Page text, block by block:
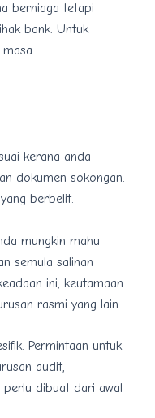
berniaga tetapi
bank. Untuk
kerana anda
dokumen sokongan.
berbelit.
mungkin mahu
semula salinan
ini, keutamaan
rasmi yang lain.
Permintaan untuk
audit,
dibuat dari awal